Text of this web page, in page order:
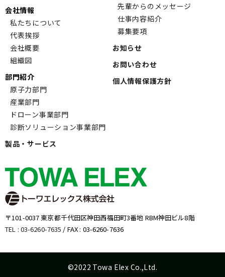
会社情報
私たちについて
代表挨拶
会社概要
組織図
部門紹介
原子力部門
産業部門
ドローン事業部門
診断ソリューション事業部門
製品・サービス
先輩からのメッセージ
仕事内容紹介
募集要項
お知らせ
お問い合わせ
個人情報保護方針
〒101-0037 東京都千代田区神田西福田町3番地 RBM神田ビル8階
TEL : 03-6260-7635 / FAX : 03-6260-7636
©2022 Towa Elex Co.,Ltd.